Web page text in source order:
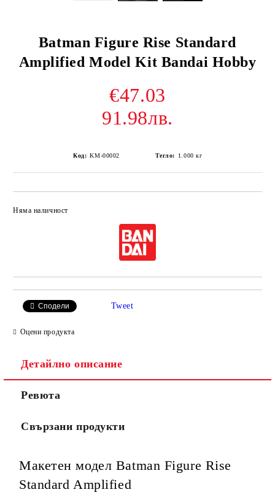
Batman Figure Rise Standard
Amplified Model Kit Bandai Hobby
€47.03
91.98лв.
Код: KM-00002 Тегло: 1.000 кг
Няма наличност
Сподели Tweet
Оцени продукта
Детайлно описание
Ревюта
Свързани продукти
Макетен модел Batman Figure Rise
Standard Amplified